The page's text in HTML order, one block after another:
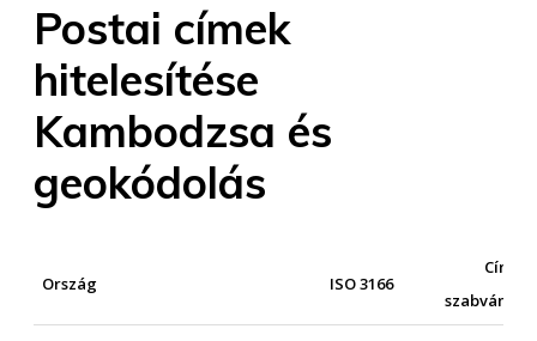
Postai címek
hitelesítése
Kambodzsa és
geokódolás
Ország ISO 3166
Címek